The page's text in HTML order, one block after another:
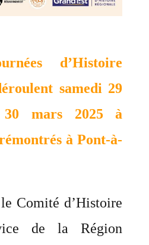
d’Histoire
samedi 29
mars 2025à
à Pont-à-
Comité d’Histoire
de la Région